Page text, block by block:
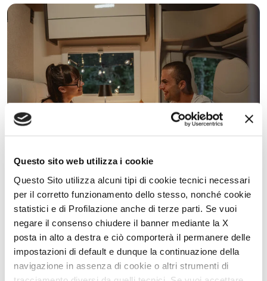
Questo sito web utilizza i cookie
Questo Sito utilizza alcuni tipi di cookie tecnici necessari
per il corretto funzionamento dello stesso, nonché cookie
statistici e di Profilazione anche di terze parti. Se vuoi
negare il consenso chiudere il banner mediante la X
posta in alto a destra e ciò comporterà il permanere delle
impostazioni di default e dunque la continuazione della
navigazione in assenza di cookie o altri strumenti di
McLouis presenta le novità al Salone del Camper 2024
26 Agosto 2024
porte aperte